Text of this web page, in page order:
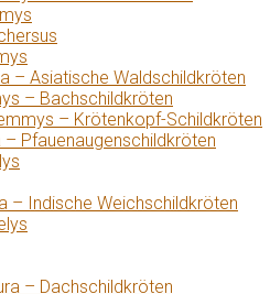
– Asiatische Waldschildkröten
– Bachschildkröten
– Krötenkopf-Schildkröten
– Pfauenaugenschildkröten
– Indische Weichschildkröten
– Dachschildkröten